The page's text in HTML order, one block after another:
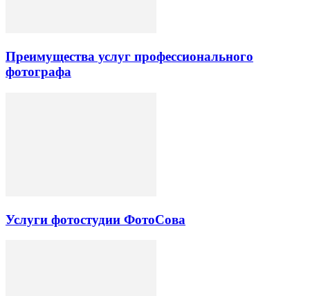
Преимущества услуг профессионального
фотографа
Услуги фотостудии ФотоСова